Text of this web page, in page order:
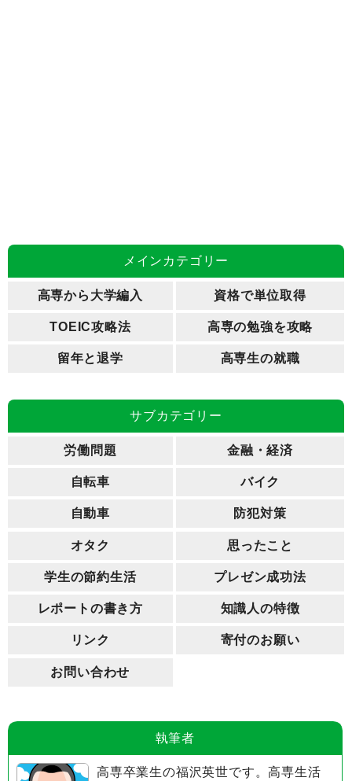
メインカテゴリー
高専から大学編入 資格で単位取得
TOEIC攻略法 高専の勉強を攻略
留年と退学 高専生の就職
サブカテゴリー
労働問題 金融・経済
自転車 バイク
自動車 防犯対策
オタク 思ったこと
学生の節約生活 プレゼン成功法
レポートの書き方 知識人の特徴
リンク 寄付のお願い
お問い合わせ
執筆者
高専卒業生の福沢英世です。高専生活